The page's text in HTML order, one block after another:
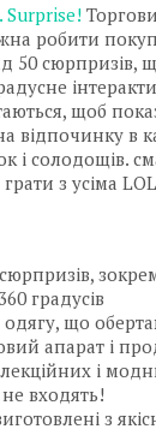
Surprise!
робити
50 сюрпризів,
щоб
відпочинку
і солодощів.
з усіма
градусів
що
апарат і
і
входять!
з